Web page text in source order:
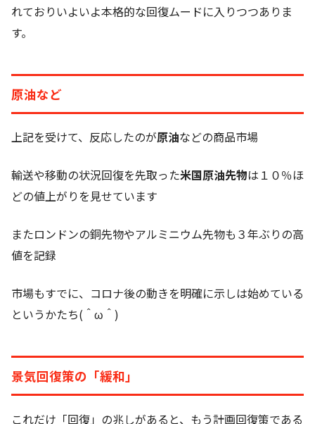
れておりいよいよ本格的な回復ムードに入りつつありま
す。
原油など
上記を受けて、反応したのが原油などの商品市場
輸送や移動の状況回復を先取った米国原油先物は１０％ほ
どの値上がりを見せています
またロンドンの銅先物やアルミニウム先物も３年ぶりの高
値を記録
市場もすでに、コロナ後の動きを明確に示しは始めている
というかたち(＾ω＾)
景気回復策の「緩和」
これだけ「回復」の兆しがあると、もう計画回復策である